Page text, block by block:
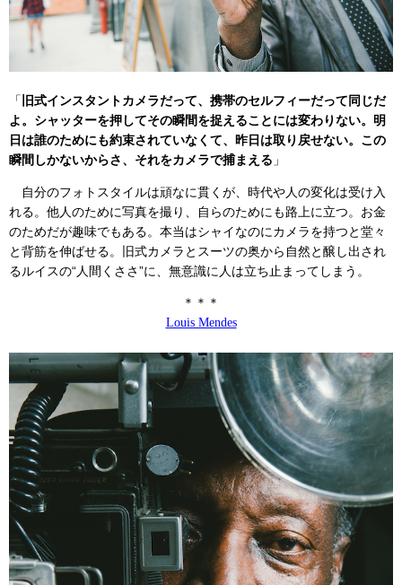
「 旧式インスタントカメラだって、携帯のセルフィーだって同じだ
よ。シャッターを押してその瞬間を捉えることには変わりない。明
日は誰のためにも約束されていなくて、昨日は取り戻せない。この
瞬間しかないからさ、それをカメラで捕まえる 」
自分のフォトスタイルは頑なに貫くが、時代や人の変化は受け入
れる。他人のために写真を撮り、自らのためにも路上に立つ。お金
のためだが趣味でもある。本当はシャイなのにカメラを持つと堂々
と背筋を伸ばせる。旧式カメラとスーツの奥から自然と醸し出され
るルイスの“人間くささ”に、無意識に人は立ち止まってしまう。
＊＊＊
Louis Mendes